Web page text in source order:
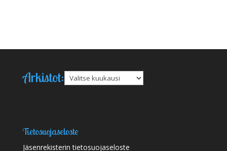
Arkistot: Arkistot
Tietosuojaseloste
Jäsenrekisterin tietosuojaseloste